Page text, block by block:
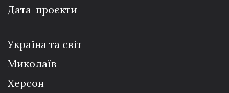
Дата-проєкти
Україна та світ
Миколаїв
Херсон